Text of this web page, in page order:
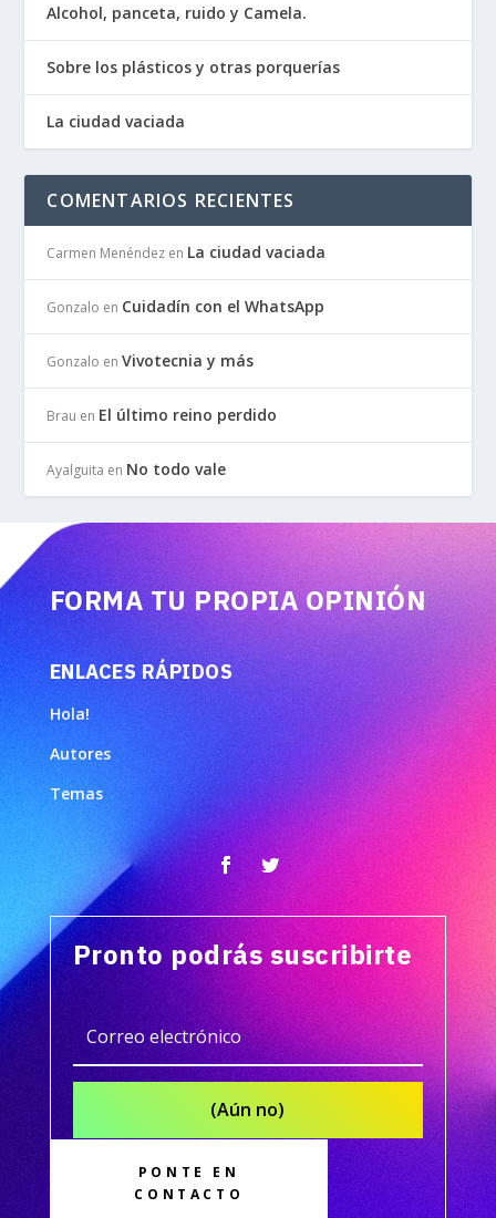
Alcohol, panceta, ruido y Camela.
Sobre los plásticos y otras porquerías
La ciudad vaciada
COMENTARIOS RECIENTES
Carmen Menéndez en La ciudad vaciada
Gonzalo en Cuidadín con el WhatsApp
Gonzalo enVivotecnia y más
Brau en El último reino perdido
Ayalguita en No todo vale
FORMA TU PROPIA OPINIÓN
ENLACES RÁPIDOS
Hola!
Autores
Temas
Pronto podrás suscribirte
(Aún no)
PONTE EN
CONTACTO